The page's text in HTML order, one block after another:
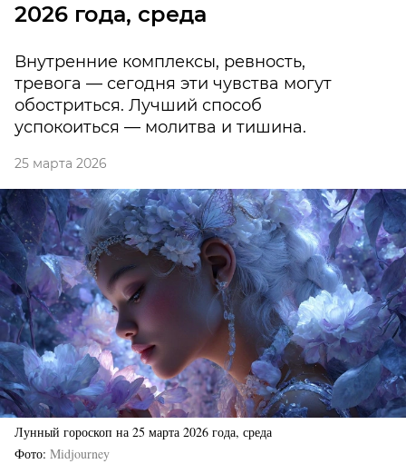
2026 года, среда
Внутренние комплексы, ревность,
тревога — сегодня эти чувства могут
обостриться. Лучший способ
успокоиться — молитва и тишина.
25 марта 2026
Лунный гороскоп на 25 марта 2026 года, среда
Фото Midjourney